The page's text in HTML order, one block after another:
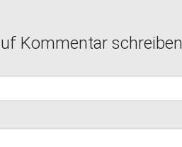
Kommentar schreiben